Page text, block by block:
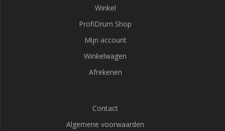
Winkel
ProfiDrum Shop
Mijn account
Winkelwagen
Afrekenen
Contact
Algemene voorwaarden